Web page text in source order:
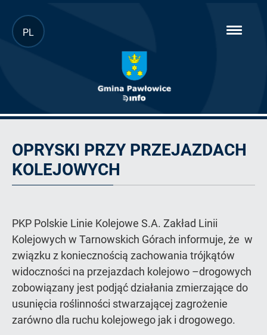
Przejdź
do
PL
OPRYSKI PRZY PRZEJAZDACH
KOLEJOWYCH
PKP Polskie Linie Kolejowe S.A. Zakład Linii
Kolejowych w Tarnowskich Górach informuje, że w
związku z koniecznością zachowania trójkątów
widoczności na przejazdach kolejowo –drogowych
zobowiązany jest podjąć działania zmierzające do
usunięcia roślinności stwarzającej zagrożenie
zarówno dla ruchu kolejowego jak i drogowego.